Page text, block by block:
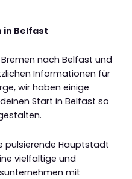
in Belfast
nach Belfast und
Informationen für
wir haben einige
Start in Belfast so
pulsierende Hauptstadt
vielfältige und
mit